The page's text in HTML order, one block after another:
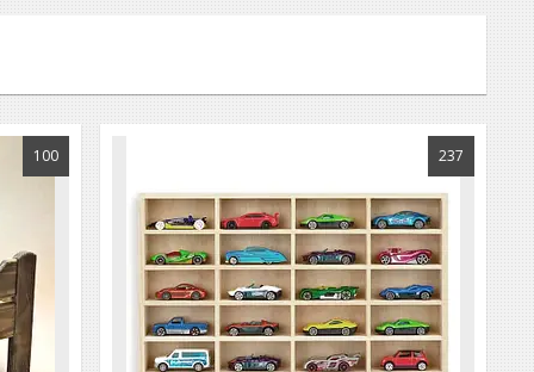
100 237